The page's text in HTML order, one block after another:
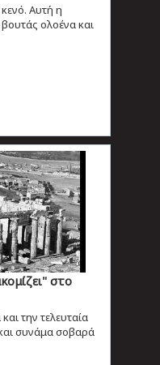
Αυτή η
ολοένα και
στο
την τελευταία
συνάμα σοβαρά